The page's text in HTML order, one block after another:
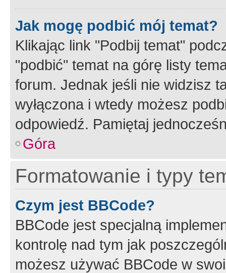
Jak mogę podbić mój temat?
Klikając link "Podbij temat"
"podbić" temat na górę listy
forum. Jednak jeśli nie widzisz
wyłączona i wtedy możesz
odpowiedź. Pamiętaj
Góra
Formatowanie i typy
Czym jest BBCode?
BBCode jest specjalną
kontrolę nad tym jak
możesz używać BBCode w